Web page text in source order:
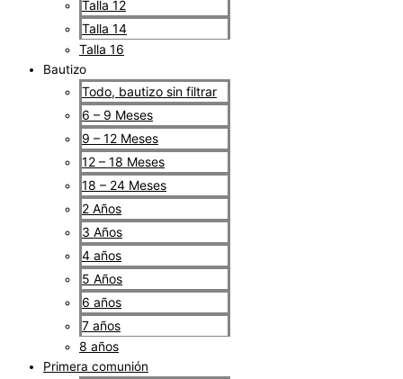
Talla 12
Talla 14
Talla 16
Bautizo
Todo, bautizo sin filtrar
6 – 9 Meses
9 – 12 Meses
12 – 18 Meses
18 – 24 Meses
2 Años
3 Años
4 años
5 Años
6 años
7 años
8 años
Primera comunión